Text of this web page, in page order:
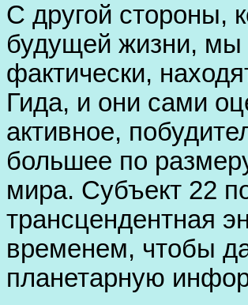
С другой стороны,
будущей жизни,
фактически,
Гида, и они сами
активное,
большее по
мира. Субъект 22
трансцендентная
временем, чтобы
планетарную